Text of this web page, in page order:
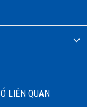
LIÊN QUAN